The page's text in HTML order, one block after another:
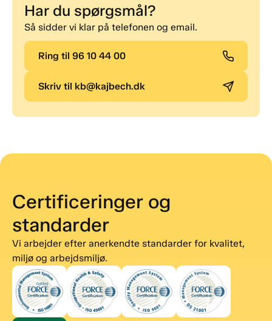
Har du spørgsmål?
Så sidder vi klar på telefonen og email.
Ring til 96 10 44 00
Skriv til kb@kajbech.dk
Certificeringer og
standarder
Vi arbejder efter anerkendte standarder for kvalitet,
miljø og arbejdsmiljø.